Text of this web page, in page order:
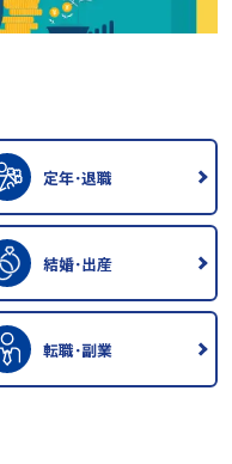
定年･退職
結婚･出産
転職･副業